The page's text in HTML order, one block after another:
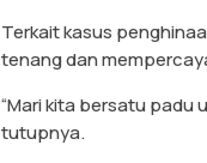
Terkait kasus
tenang dan
“Mari kita bersatu padu
tutupnya.